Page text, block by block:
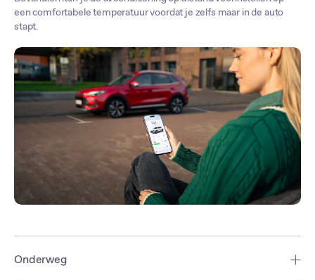
een comfortabele temperatuur voordat je zelfs maar in de auto
stapt.
Onderweg